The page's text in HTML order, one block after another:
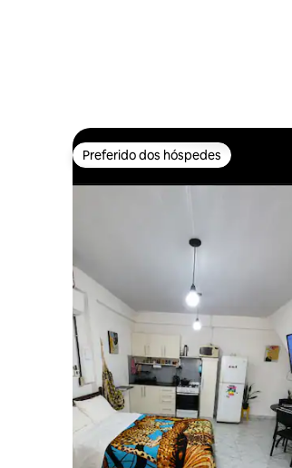
Preferido dos hóspedes
Preferido dos hóspedes